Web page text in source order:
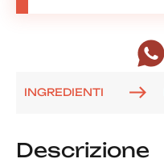
INGREDIENTI
Descrizione